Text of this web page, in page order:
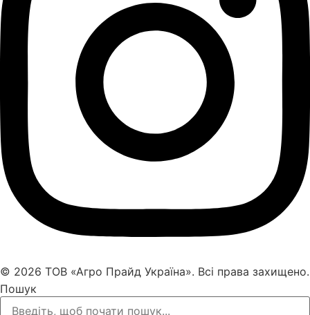
© 2026 ТОВ «Агро Прайд Україна». Всі права захищено.
Пошук